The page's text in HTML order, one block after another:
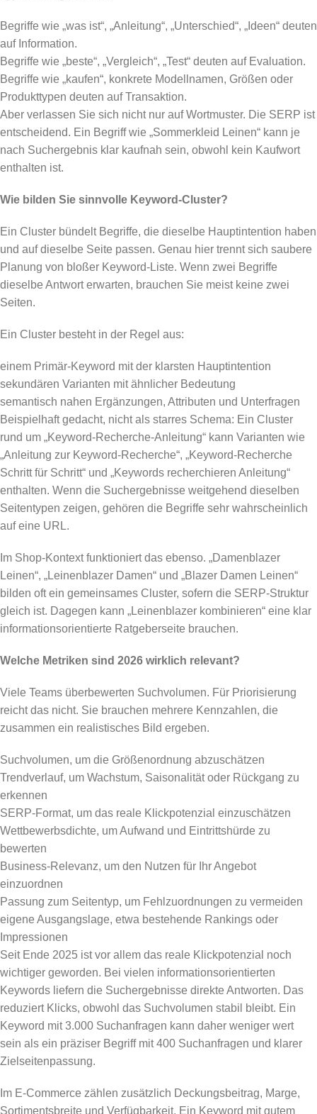
Begriffe wie „was ist“, „Anleitung“, „Unterschied“, „Ideen“ deuten
auf Information.
Begriffe wie „beste“, „Vergleich“, „Test“ deuten auf Evaluation.
Begriffe wie „kaufen“, konkrete Modellnamen, Größen oder
Produkttypen deuten auf Transaktion.
Aber verlassen Sie sich nicht nur auf Wortmuster. Die SERP ist
entscheidend. Ein Begriff wie „Sommerkleid Leinen“ kann je
nach Suchergebnis klar kaufnah sein, obwohl kein Kaufwort
enthalten ist.
Wie bilden Sie sinnvolle Keyword-Cluster?
Ein Cluster bündelt Begriffe, die dieselbe Hauptintention haben
und auf dieselbe Seite passen. Genau hier trennt sich saubere
Planung von bloßer Keyword-Liste. Wenn zwei Begriffe
dieselbe Antwort erwarten, brauchen Sie meist keine zwei
Seiten.
Ein Cluster besteht in der Regel aus:
einem Primär-Keyword mit der klarsten Hauptintention
sekundären Varianten mit ähnlicher Bedeutung
semantisch nahen Ergänzungen, Attributen und Unterfragen
Beispielhaft gedacht, nicht als starres Schema: Ein Cluster
rund um „Keyword-Recherche-Anleitung“ kann Varianten wie
„Anleitung zur Keyword-Recherche“, „Keyword-Recherche
Schritt für Schritt“ und „Keywords recherchieren Anleitung“
enthalten. Wenn die Suchergebnisse weitgehend dieselben
Seitentypen zeigen, gehören die Begriffe sehr wahrscheinlich
auf eine URL.
Im Shop-Kontext funktioniert das ebenso. „Damenblazer
Leinen“, „Leinenblazer Damen“ und „Blazer Damen Leinen“
bilden oft ein gemeinsames Cluster, sofern die SERP-Struktur
gleich ist. Dagegen kann „Leinenblazer kombinieren“ eine klar
informationsorientierte Ratgeberseite brauchen.
Welche Metriken sind 2026 wirklich relevant?
Viele Teams überbewerten Suchvolumen. Für Priorisierung
reicht das nicht. Sie brauchen mehrere Kennzahlen, die
zusammen ein realistisches Bild ergeben.
Suchvolumen, um die Größenordnung abzuschätzen
Trendverlauf, um Wachstum, Saisonalität oder Rückgang zu
erkennen
SERP-Format, um das reale Klickpotenzial einzuschätzen
Wettbewerbsdichte, um Aufwand und Eintrittshürde zu
bewerten
Business-Relevanz, um den Nutzen für Ihr Angebot
einzuordnen
Passung zum Seitentyp, um Fehlzuordnungen zu vermeiden
eigene Ausgangslage, etwa bestehende Rankings oder
Impressionen
Seit Ende 2025 ist vor allem das reale Klickpotenzial noch
wichtiger geworden. Bei vielen informationsorientierten
Keywords liefern die Suchergebnisse direkte Antworten. Das
reduziert Klicks, obwohl das Suchvolumen stabil bleibt. Ein
Keyword mit 3.000 Suchanfragen kann daher weniger wert
sein als ein präziser Begriff mit 400 Suchanfragen und klarer
Zielseitenpassung.
Im E-Commerce zählen zusätzlich Deckungsbeitrag, Marge,
Sortimentsbreite und Verfügbarkeit. Ein Keyword mit gutem